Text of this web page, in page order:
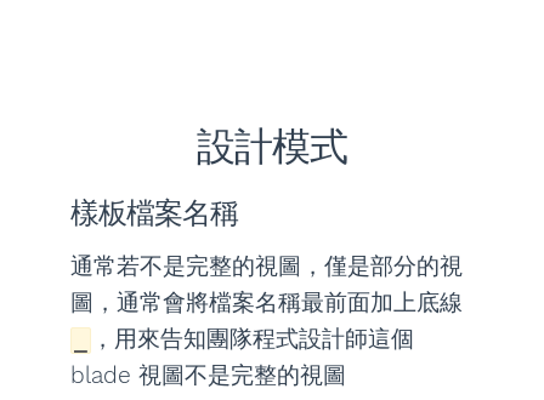
設計模式
樣板檔案名稱
通常若不是完整的視圖，僅是部分的視
圖，通常會將檔案名稱最前面加上底線
，用來告知團隊程式設計師這個
blade 視圖不是完整的視圖